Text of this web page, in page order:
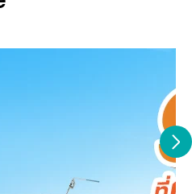
กเตอร์เริ่มติดหล่ม หรือ ล้อใดล้อ